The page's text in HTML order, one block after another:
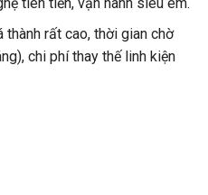
thành rất cao, thời gian chờ
chi phí thay thế linh kiện